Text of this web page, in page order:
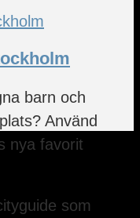
barn och
Använd
nya favorit
som